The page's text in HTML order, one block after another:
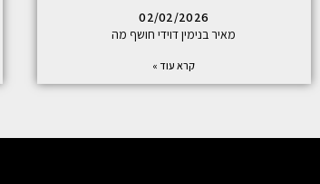
02/02/2026
מאיר בנימין דוידי חושף מה
קרא עוד »